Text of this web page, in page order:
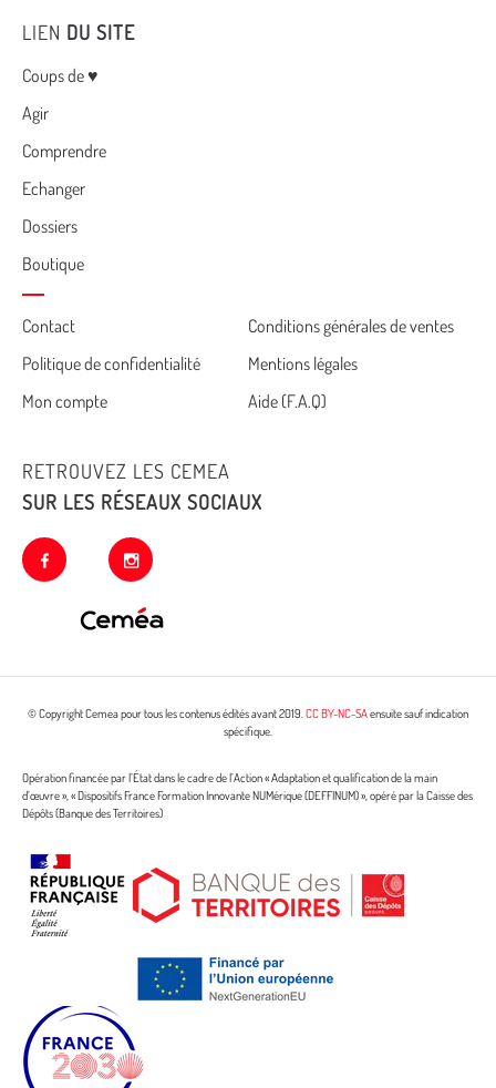
LIEN DU SITE
Menu
Coups de ♥
Agir
Comprendre
Echanger
Dossiers
Boutique
Cemea
footer
Contact
Conditions générales de ventes
Politique de confidentialité
Mentions légales
Mon compte
Aide (F.A.Q)
RETROUVEZ LES CEMEA
SUR LES RÉSEAUX SOCIAUX
facebook instagram
© Copyright Cemea pour tous les contenus édités avant 2019.CC BY-NC-SAensuite sauf indication
spécifique.
Opération financée par l’État dans le cadre de l’Action « Adaptation et qualification de la main
d’œuvre », « Dispositifs France Formation Innovante NUMérique (DEFFINUM) », opéré par la Caisse des
Dépôts (Banque des Territoires)